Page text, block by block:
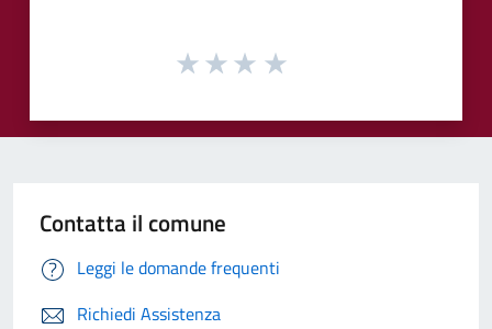
Contatta il comune
Leggi le domande frequenti
Richiedi Assistenza